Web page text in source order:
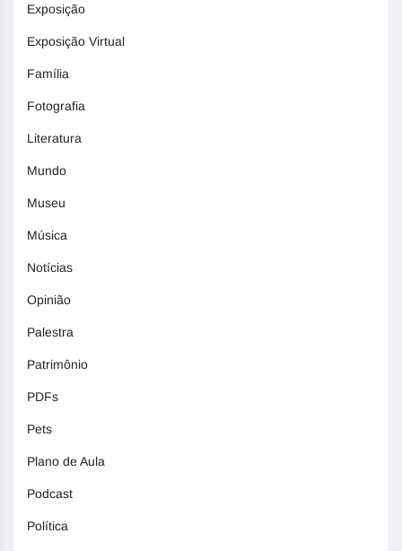
Exposição
Exposição Virtual
Família
Fotografia
Literatura
Mundo
Museu
Música
Notícias
Opinião
Palestra
Patrimônio
PDFs
Pets
Plano de Aula
Podcast
Política